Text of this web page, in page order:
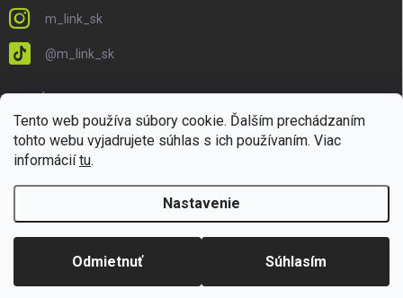
Tento web používa súbory cookie. Ďalším prechádzaním
tohto webu vyjadrujete súhlas s ich používaním. Viac
informáciítu.
Nastavenie
Odmietnuť Súhlasím
m_link_sk
@m_link_sk
Vytvoril Shoptet
Copyright 2026M-LINK.sk. Všetky práva vyhradené.Upraviť nastavenie